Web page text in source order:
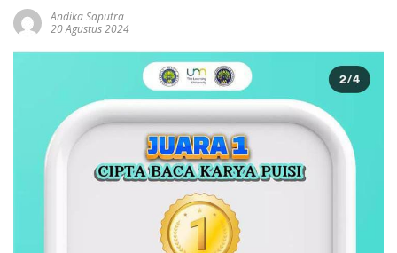
Andika Saputra
20 Agustus 2024